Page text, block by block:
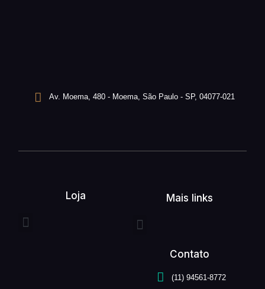
Av. Moema, 480 - Moema, São Paulo - SP, 04077-021
Loja Mais links
Contato
(11) 94561-8772